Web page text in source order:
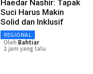
Haedar Nashir: Tapak
Suci Harus Makin
Solid dan Inklusif
REGIONAL
Oleh Bahtiar
2 jam yang lalu